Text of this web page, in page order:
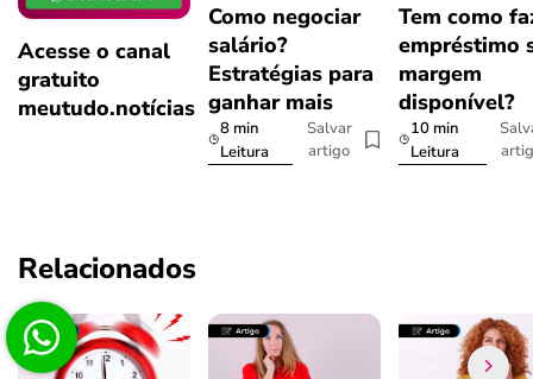
Acesse o canal
gratuito
meutudo.notícias
Como negociar
salário?
Estratégias para
ganhar mais
8 min
Leitura
Salvar
artigo
Tem como
empréstimo
margem
disponível?
10 min
Leitura
Relacionados